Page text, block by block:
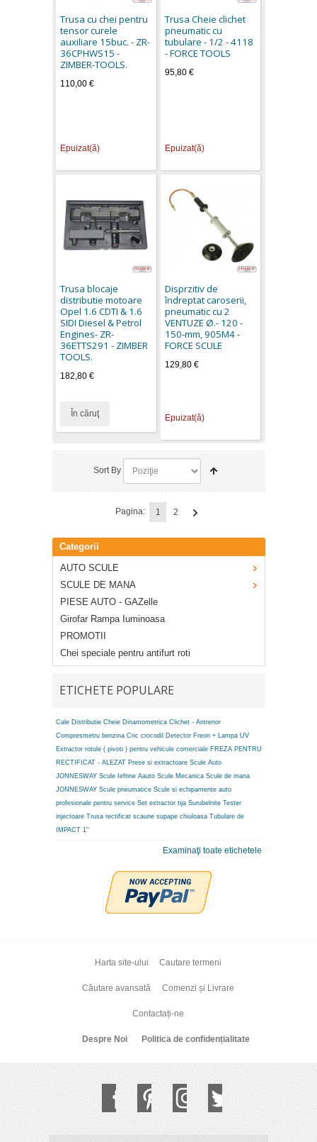
Trusa cu chei pentru
tensor curele
auxiliare 15buc. - ZR-
36CPHWS15 -
ZIMBER-TOOLS.
110,00 €
Epuizat(ă)
Trusa Cheie clichet
pneumatic cu
tubulare - 1/2 - 4118
- FORCE TOOLS
95,80 €
Epuizat(ă)
Trusa blocaje
distributie motoare
Opel 1.6 CDTI & 1.6
SIDI Diesel & Petrol
Engines- ZR-
36ETTS291 - ZIMBER
TOOLS.
182,80 €
În căruţ
Disprzitiv de
îndreptat caroserii,
pneumatic cu 2
VENTUZE Ø.- 120 -
150-mm, 905M4 -
FORCE SCULE
129,80 €
Epuizat(ă)
Sort By
Pagina: 1 2
Categorii
AUTO SCULE
SCULE DE MANA
PIESE AUTO - GAZelle
Girofar Rampa Iuminoasa
PROMOTII
Chei speciale pentru antifurt roti
ETICHETE POPULARE
Cale Distributie Cheie Dinamometrica Clichet - Antrenor
Compresmetru benzina Cric crocodil Detector Freon + Lampa UV
Extractor rotule ( pivoti ) pentru vehicule comerciale FREZA PENTRU
RECTIFICAT - ALEZAT Prese si extractoare Scule Auto
JONNESWAY Scule Ieftine Aauto Scule Mecanica Scule de mana
JONNESWAY Scule pneumatice Scule si echipamente auto
profesionale pentru service Set extractor tija Surubelnite Tester
injectoare Trusa rectificat scaune supape chiuloasa Tubulare de
IMPACT 1"
Examinaţi toate etichetele
Harta site-ului Cautare termeni
Căutare avansată Comenzi și Livrare
Contactați-ne
Despre Noi Politica de confidențialitate